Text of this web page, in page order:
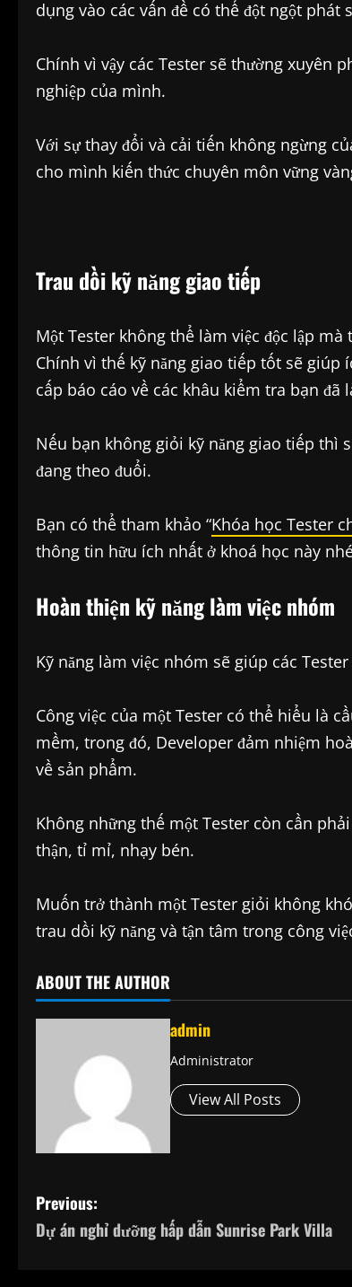
dụng vào các vấn đề có thể đột ngột
Chính vì vậy các Tester sẽ thường xuyên
nghiệp của mình.
Với sự thay đổi và cải tiến không ngừng
cho mình kiến thức chuyên môn vững
Trau dồi kỹ nănggiao tiếp
Một Tester không thể làm việc độc lập
Chính vì thế kỹ năng giao tiếp tốt sẽ
cấp báo cáo về các khâu kiểm tra bạn đã
Nếu bạn không giỏi kỹ năng giao tiếp thì
đang theo đuổi.
Bạn có thể tham khảo “Khóa học Tester
thông tin hữu ích nhất ở khoá học này
Hoàn thiện kỹ năng làm việc nhóm
Kỹ năng làm việc nhóm sẽ giúp các
Công việc của một Tester có thể hiểu là
mềm, trong đó, Developer đảm nhiệm
về sản phẩm.
Không những thế một Tester còn cần
thận, tỉ mỉ, nhạy bén.
Muốn trở thành một Tester giỏi không
trau dồi kỹ năng và tận tâm trong công
ABOUT THE AUTHOR
admin
Administrator
View All Posts
P
o
Previous:
Dự án nghỉ dưỡng hấp dẫn Sunrise Park Villa